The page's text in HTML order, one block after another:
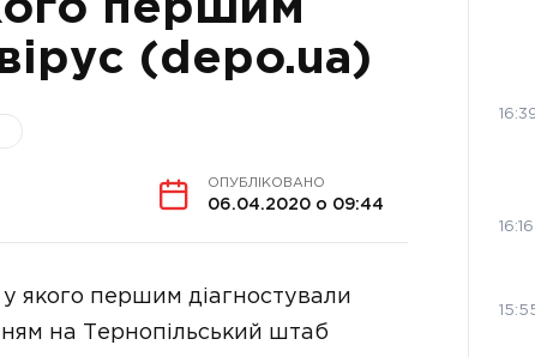
першим
(depo.ua)
ОПУБЛІКОВАНО
06.04.2020 о 09:44
якого першим діагностували
на Тернопільський штаб
16:16